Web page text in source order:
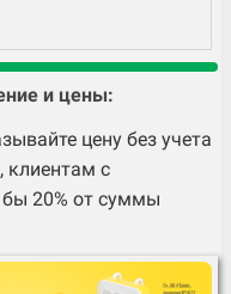
и цены:
цену без учета
клиентам с
20% от суммы